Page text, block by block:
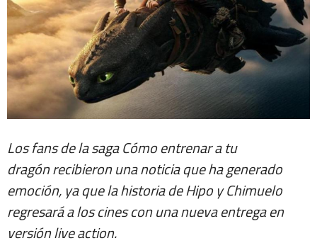
Los fans de la sagaCómo entrenar a tu
dragónrecibieron una noticia que ha generado
emoción, ya que la historia de Hipo y Chimuelo
regresará a los cines con una nueva entrega en
versión live action.